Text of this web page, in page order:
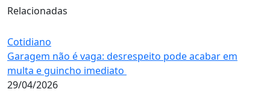
Relacionadas
Cotidiano
Garagem não é vaga: desrespeito pode acabar em
multa e guincho imediato
29/04/2026